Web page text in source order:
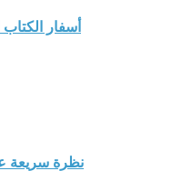
أسفار
نظرة سريعة